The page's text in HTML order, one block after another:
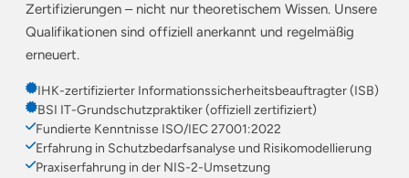
Zertifizierungen – nicht nur theoretischem Wissen. Unsere
Qualifikationen sind offiziell anerkannt und regelmäßig
erneuert.
IHK-zertifizierter Informationssicherheitsbeauftragter (ISB)
BSI IT-Grundschutzpraktiker (offiziell zertifiziert)
Fundierte Kenntnisse ISO/IEC 27001:2022
Erfahrung in Schutzbedarfsanalyse und Risikomodellierung
Praxiserfahrung in der NIS-2-Umsetzung